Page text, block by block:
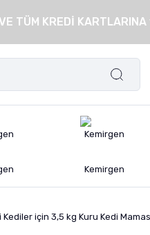
TÜM KREDİ
Kemirgen
Kediler için 3,5 kg Kuru Kedi